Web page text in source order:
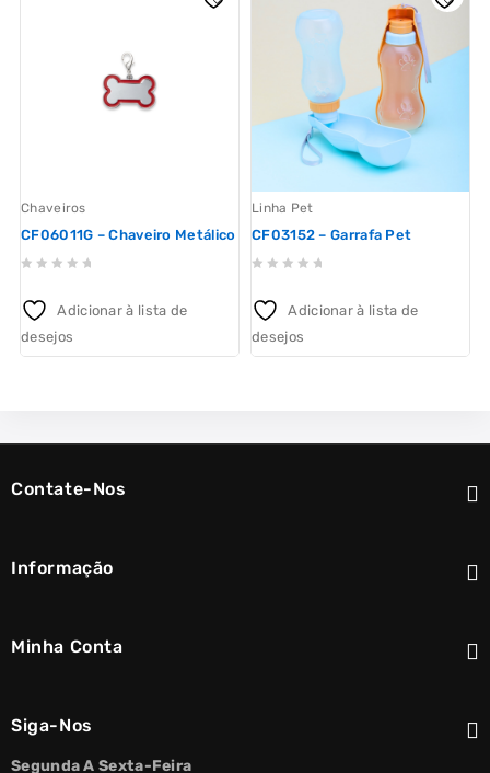
Chaveiros
CF06011G – Chaveiro Metálico
out
Adicionar à lista de
desejos
Linha Pet
CF03152 – Garrafa Pet
out
Adicionar à lista de
desejos
Contate-Nos
Informação
Minha Conta
Siga-Nos
Segunda A Sexta-Feira